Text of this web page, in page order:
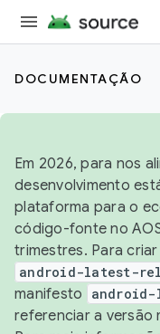
DOCUMENTAÇÃO
Em 2026, para nos
desenvolvimento
plataforma para o
código-fonte no
trimestres. Para
android-latest-
manifesto
referenciar a versão